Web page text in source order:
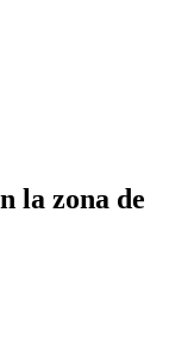
la zona de